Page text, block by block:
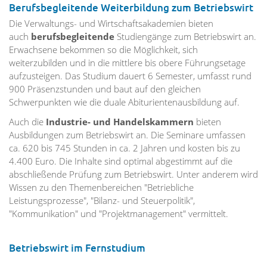
Berufsbegleitende Weiterbildung zum Betriebswirt
Die Verwaltungs- und Wirtschaftsakademien bieten
auch berufsbegleitende Studiengänge zum Betriebswirt an.
Erwachsene bekommen so die Möglichkeit, sich
weiterzubilden und in die mittlere bis obere Führungsetage
aufzusteigen. Das Studium dauert 6 Semester, umfasst rund
900 Präsenzstunden und baut auf den gleichen
Schwerpunkten wie die duale Abiturientenausbildung auf.
Auch die Industrie- und Handelskammern bieten
Ausbildungen zum Betriebswirt an. Die Seminare umfassen
ca. 620 bis 745 Stunden in ca. 2 Jahren und kosten bis zu
4.400 Euro. Die Inhalte sind optimal abgestimmt auf die
abschließende Prüfung zum Betriebswirt. Unter anderem wird
Wissen zu den Themenbereichen "Betriebliche
Leistungsprozesse", "Bilanz- und Steuerpolitik",
"Kommunikation" und "Projektmanagement" vermittelt.
Betriebswirt im Fernstudium